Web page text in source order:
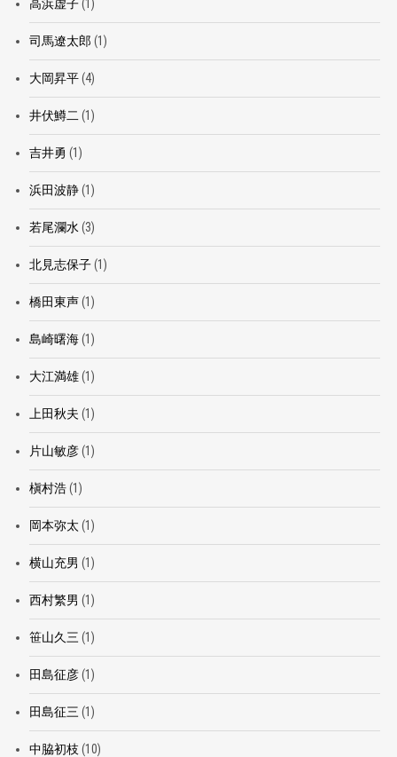
高浜虚子(1)
司馬遼太郎 (1)
大岡昇平(4)
井伏鱒二 (1)
吉井勇 (1)
浜田波静(1)
若尾瀾水 (3)
北見志保子(1)
橋田東声(1)
島崎曙海(1)
大江満雄(1)
上田秋夫 (1)
片山敏彦(1)
槇村浩(1)
岡本弥太 (1)
横山充男 (1)
西村繁男 (1)
笹山久三 (1)
田島征彦(1)
田島征三 (1)
中脇初枝 (10)